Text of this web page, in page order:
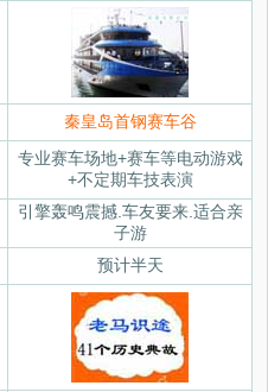
秦皇岛首钢赛车谷
专业赛车场地+赛车等电动游戏
+不定期车技表演
引擎轰鸣震撼.车友要来.适合亲
子游
预计半天